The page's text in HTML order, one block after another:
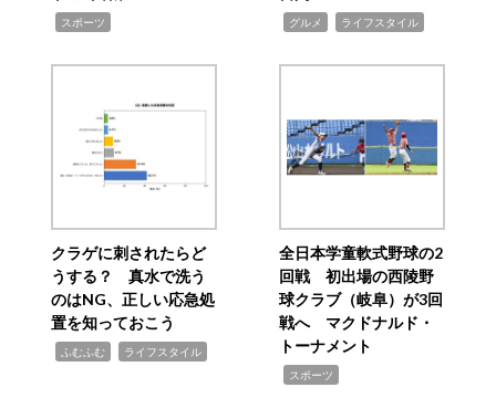
スポーツ グルメ ライフスタイル
クラゲに刺されたらど
うする？ 真水で洗う
のはNG、正しい応急処
置を知っておこう
ふむふむ ライフスタイル
全日本学童軟式野球の2
回戦 初出場の西陵野
球クラブ（岐阜）が3回
戦へ マクドナルド・
トーナメント
スポーツ